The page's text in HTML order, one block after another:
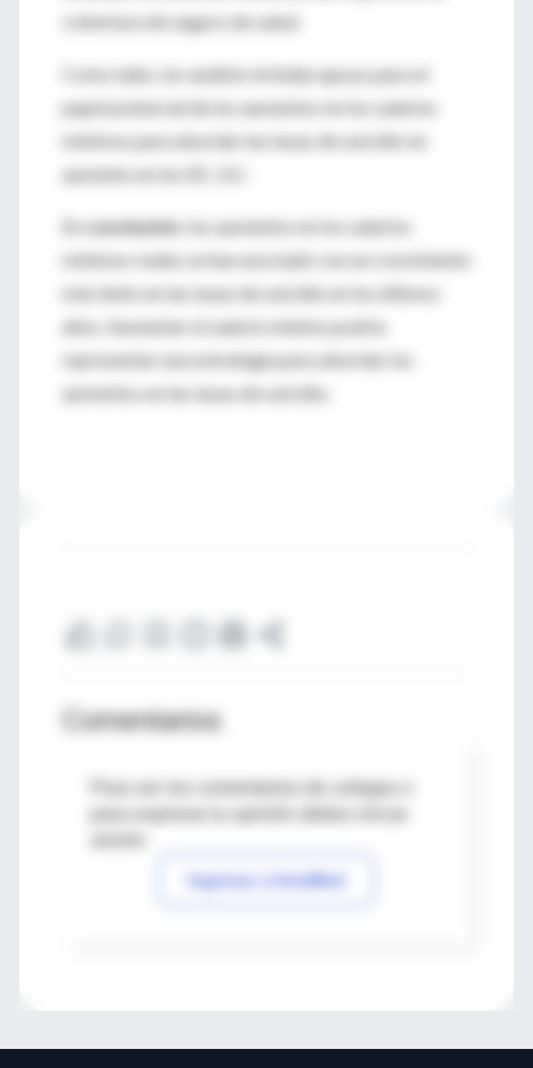
cobertura de seguro de salud.
Como tales, los análisis brindan apoyo para el
papel potencial de los aumentos en los salarios
mínimos para abordar las tasas de suicidio en
aumento en los EE. UU.
conclusión : los aumentos en los salarios
mínimos reales se han asociado con un crecimiento
más lento en las tasas de suicidio en los últimos
años. Aumentar el salario mínimo podría
representar una estrategia para abordar los
aumentos en las tasas de suicidio.
Comentarios
Para ver los comentarios de colegas o
Ingresar a IntraMed